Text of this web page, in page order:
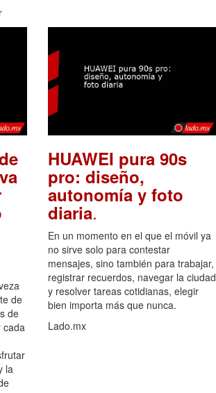
de
de
cada
la
HUAWEI pura 90s
pro: diseño,
autonomía y foto
diaria.
En un momento en el que el móvil ya
no sirve solo para contestar
mensajes, sino también para trabajar,
registrar recuerdos, navegar la ciudad
y resolver tareas cotidianas, elegir
bien importa más que nunca.
Lado.mx